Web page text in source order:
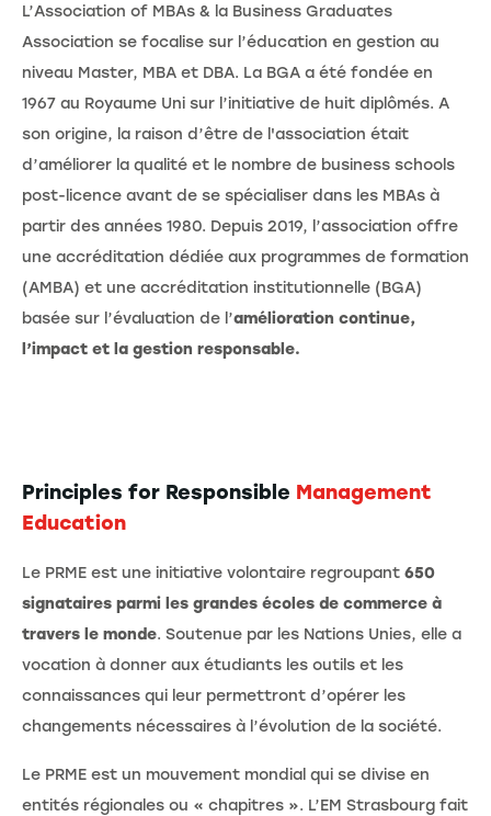
L’Association of MBAs & la Business Graduates
Association se focalise sur l’éducation en gestion au
niveau Master, MBA et DBA. La BGA a été fondée en
1967 au Royaume Uni sur l’initiative de huit diplômés. A
son origine, la raison d’être de l'association était
d’améliorer la qualité et le nombre de business schools
post-licence avant de se spécialiser dans les MBAs à
partir des années 1980. Depuis 2019, l’association offre
une accréditation dédiée aux programmes de formation
(AMBA) et une accréditation institutionnelle (BGA)
basée sur l’évaluation de l’amélioration continue,
l’impact et la gestion responsable.
Principles for Responsible Management
Education
Le PRME est une initiative volontaire regroupant 650
signataires parmi les grandes écoles de commerce à
travers le monde. Soutenue par les Nations Unies, elle a
vocation à donner aux étudiants les outils et les
connaissances qui leur permettront d’opérer les
changements nécessaires à l’évolution de la société.
Le PRME est un mouvement mondial qui se divise en
entités régionales ou « chapitres ». L’EM Strasbourg fait